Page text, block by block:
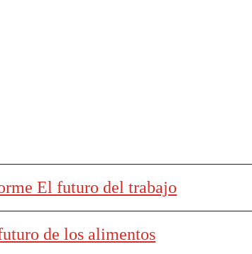
El futuro del trabajo
de los alimentos